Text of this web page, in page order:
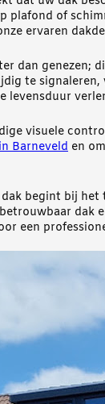
plafond of
ervaren
dan genezen;
te
levensduur
visuele
Barneveld en
begint bij
dak
een